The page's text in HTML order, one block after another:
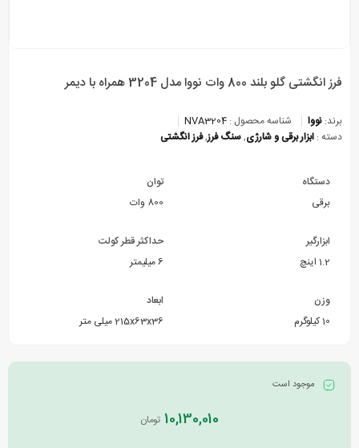
فرز انگشتی گلو بلند 800 وات نووا مدل 3204 همراه با دیمر
برند: نووا شناسه محصول : NVA3204
دسته : ابزار برقی و شارژی,سنگ فرز,فرز انگشتی
دستگاه
برقی
توان
800 وات
ابزارگیر
1.2 اینچ
حداکثر قطر کولت
6 میلیمتر
وزن
10 کیلوگرم
ابعاد
215x63x36 میلی متر
موجود است
10,130,010 تومان